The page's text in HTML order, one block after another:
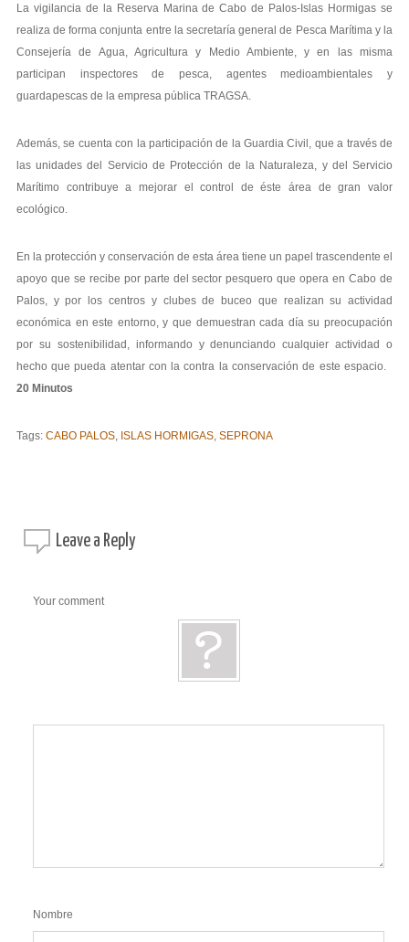
La vigilancia de la Reserva Marina de Cabo de Palos-Islas Hormigas se
realiza de forma conjunta entre la secretaría general de Pesca Marítima y la
Consejería de Agua, Agricultura y Medio Ambiente, y en las misma
participan inspectores de pesca, agentes medioambientales y
guardapescas de la empresa pública TRAGSA.
Además, se cuenta con la participación de la Guardia Civil, que a través de
las unidades del Servicio de Protección de la Naturaleza, y del Servicio
Marítimo contribuye a mejorar el control de éste área de gran valor
ecológico.
En la protección y conservación de esta área tiene un papel trascendente el
apoyo que se recibe por parte del sector pesquero que opera en Cabo de
Palos, y por los centros y clubes de buceo que realizan su actividad
económica en este entorno, y que demuestran cada día su preocupación
por su sostenibilidad, informando y denunciando cualquier actividad o
hecho que pueda atentar con la contra la conservación de este espacio.
20 Minutos
Tags: CABO PALOS, ISLAS HORMIGAS, SEPRONA
Leave a Reply
Your comment
Nombre